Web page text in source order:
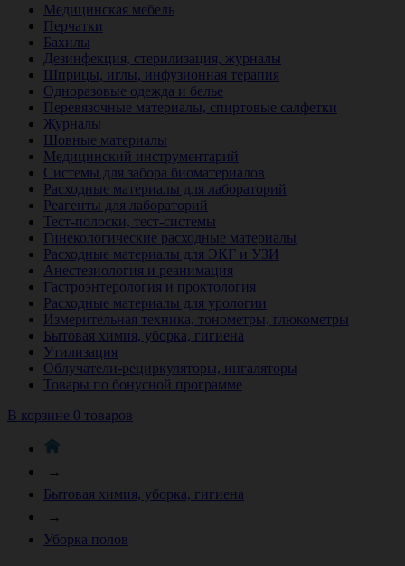
Медицинская мебель
Перчатки
Бахилы
Дезинфекция, стерилизация, журналы
Шприцы, иглы, инфузионная терапия
Одноразовые одежда и белье
Перевязочные материалы, спиртовые салфетки
Журналы
Шовные материалы
Медицинский инструментарий
Системы для забора биоматериалов
Расходные материалы для лабораторий
Реагенты для лабораторий
Тест-полоски, тест-системы
Гинекологические расходные материалы
Расходные материалы для ЭКГ и УЗИ
Анестезиология и реанимация
Гастроэнтерология и проктология
Расходные материалы для урологии
Измерительная техника, тонометры, глюкометры
Бытовая химия, уборка, гигиена
Утилизация
Облучатели-рециркуляторы, ингаляторы
Товары по бонусной программе
В корзине 0 товаров
→
Бытовая химия, уборка, гигиена
→
Уборка полов